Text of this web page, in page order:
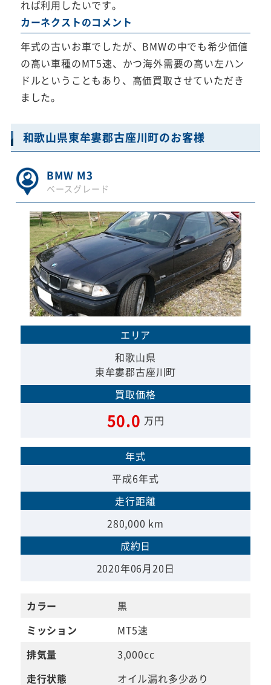
れば利用したいです。
カーネクストのコメント
年式の古いお車でしたが、BMWの中でも希少価値
の高い車種のMT5速、かつ海外需要の高い左ハン
ドルということもあり、高価買取させていただき
ました。
和歌山県東牟婁郡古座川町のお客様
BMW M3
ベースグレード
エリア
和歌山県
東牟婁郡古座川町
買取価格
50.0 万円
年式
平成6年式
走行距離
280,000 km
成約日
2020年06月20日
カラー
黒
ミッション
MT5速
排気量
3,000cc
走行状態
オイル漏れ多少あり